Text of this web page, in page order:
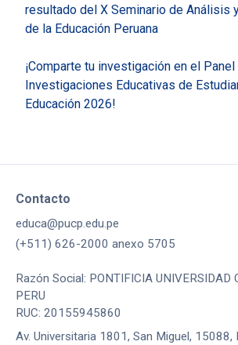
resultado del X Seminario de Análisis
de la Educación Peruana
¡Comparte tu investigación en el Panel
Investigaciones Educativas de
Educación 2026!
Contacto
educa@pucp.edu.pe
(+511) 626-2000 anexo 5705
Razón Social: PONTIFICIA UNIVERSIDAD
PERU
RUC: 20155945860
Av. Universitaria 1801, San Miguel, 15088,